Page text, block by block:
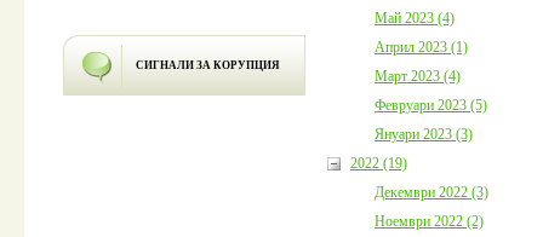
СИГНАЛИ ЗА КОРУПЦИЯ
Май 2023 (4)
Април 2023 (1)
Март 2023 (4)
Февруари 2023 (5)
Януари 2023 (3)
2022 (19)
Декември 2022 (3)
Ноември 2022 (2)